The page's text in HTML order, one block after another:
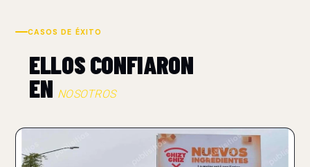
CASOS DE ÉXITO
ELLOS CONFIARON
EN NOSOTROS